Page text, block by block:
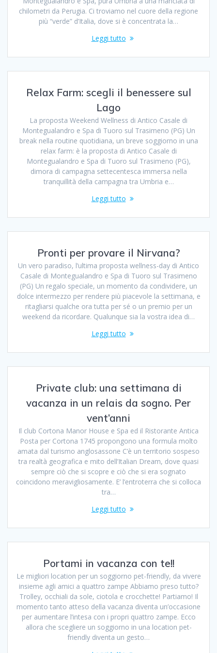
chilometri da Perugia. Ci troviamo nel cuore della regione
più “verde” d’Italia, dove si è concentrata la…
Leggi tutto
Relax Farm: scegli il benessere sul
Lago
La proposta Weekend Wellness di Antico Casale di
Montegualandro e Spa di Tuoro sul Trasimeno (PG) Un
break nella routine quotidiana, un breve soggiorno in una
relax farm: è la proposta di Antico Casale di
Montegualandro e Spa di Tuoro sul Trasimeno (PG),
dimora di campagna settecentesca immersa nella
tranquillità della campagna tra Umbria e…
Leggi tutto
Pronti per provare il Nirvana?
Un vero paradiso, l’ultima proposta wellness-day di Antico
Casale di Montegualandro e Spa di Tuoro sul Trasimeno
(PG) Un regalo speciale, un momento da condividere, un
dolce intermezzo per rendere più piacevole la settimana, e
ritagliarsi qualche ora tutta per sé o un premio per un
weekend da ricordare. Qualunque sia la vostra idea di…
Leggi tutto
Private club: una settimana di
vacanza in un relais da sogno. Per
vent’anni
Il club Cortona Manor House e Spa ed il Ristorante Antica
Posta per Cortona 1745 propongono una formula molto
amata dal turismo anglosassone C’è un territorio sospeso
tra realtà geografica e mito dell’Italian Dream, dove quasi
sempre ciò che si scopre e ciò che si era sognato
coincidono meravigliosamente. E’ l’entroterra che si colloca
tra…
Leggi tutto
Portami in vacanza con te!!
Le migliori location per un soggiorno pet-friendly, da vivere
insieme agli amici a quattro zampe Abbiamo preso tutto?
Trolley, occhiali da sole, ciotola e crocchette! Partiamo! Il
momento tanto atteso della vacanza diventa un’occasione
per aumentare l’intesa con i propri quattro zampe. Ecco
allora che scegliere un soggiorno in una location pet-
friendly diventa un gesto…